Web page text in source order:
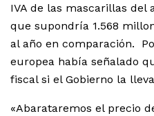
IVA de las mascarillas del
que supondría 1.568
al año en comparación.
europea había señalado
fiscal si el Gobierno la
«Abarataremos el precio